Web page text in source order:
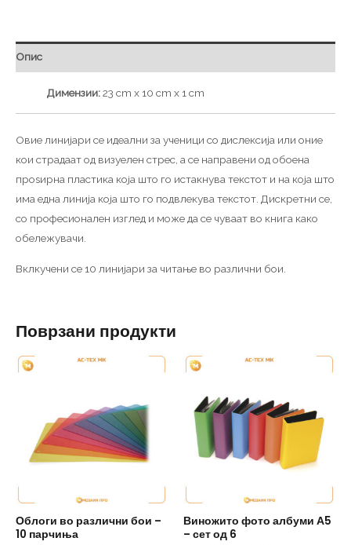
Опис
Димензии:23 cm x 10 cm x 1 cm
Овие линијари се идеални за ученици со дислексија или оние
кои страдаат од визуелен стрес, а се направени од обоена
проѕирна пластика која што го истакнува текстот и на која што
има една линија која што го подвлекува текстот. Дискретни се,
со професионален изглед и може да се чуваат во книга како
обележувачи.
Вклкучени се 10 линијари за читање во различни бои.
Поврзани продукти
Облоги во различни бои –
10 парчиња
Виножито фото албуми А5
– сет од 6